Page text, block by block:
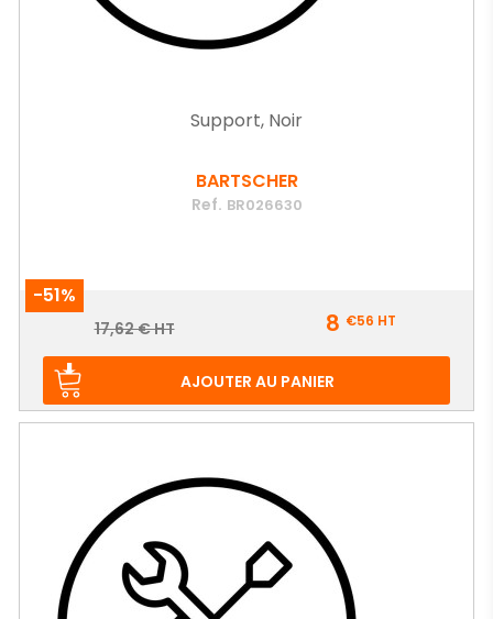
Support, Noir
BARTSCHER
Ref. BR026630
-51%
Prix
Prix
17,62 € HT 8 €56 HT
AJOUTER AU PANIER